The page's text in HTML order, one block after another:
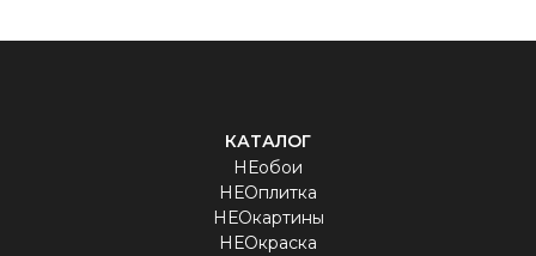
КАТАЛОГ
НЕобои
НЕОплитка
НЕОкартины
НЕОкраска